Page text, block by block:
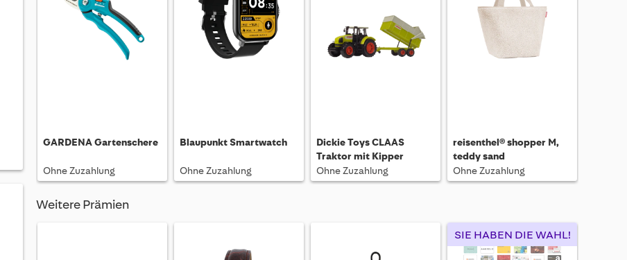
GARDENA Gartenschere
Ohne Zuzahlung
Blaupunkt Smartwatch
Ohne Zuzahlung
Dickie Toys CLAAS
Traktor mit Kipper
Ohne Zuzahlung
reisenthel® shopper M,
teddy sand
Ohne Zuzahlung
Weitere Prämien
SIE HABEN DIE WAHL!